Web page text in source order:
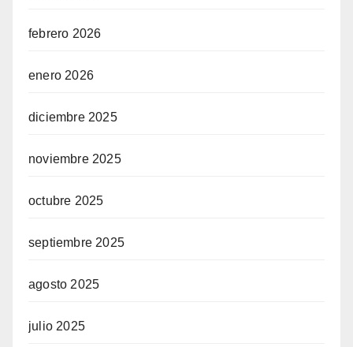
febrero 2026
enero 2026
diciembre 2025
noviembre 2025
octubre 2025
septiembre 2025
agosto 2025
julio 2025